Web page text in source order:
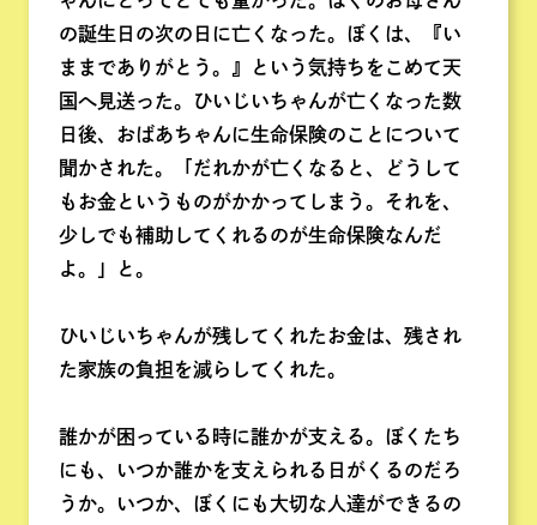
の誕生日の次の日に亡くなった。ぼくは、『い
ままでありがとう。』という気持ちをこめて天
国へ見送った。ひいじいちゃんが亡くなった数
日後、おばあちゃんに生命保険のことについて
聞かされた。「だれかが亡くなると、どうして
もお金というものがかかってしまう。それを、
少しでも補助してくれるのが生命保険なんだ
よ。」と。
ひいじいちゃんが残してくれたお金は、残され
た家族の負担を減らしてくれた。
誰かが困っている時に誰かが支える。ぼくたち
にも、いつか誰かを支えられる日がくるのだろ
うか。いつか、ぼくにも大切な人達ができるの